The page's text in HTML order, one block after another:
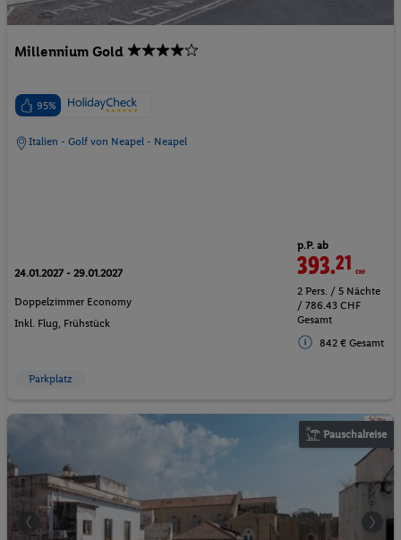
Millennium Gold
95%
Italien - Golf von Neapel - Neapel
24.01.2027 - 29.01.2027
Doppelzimmer Economy
Inkl. Flug, Frühstück
p.P. ab
393.21 CHF
2 Pers. / 5 Nächte
/ 786.43 CHF
Gesamt
842 € Gesamt
Parkplatz
Pauschalreise